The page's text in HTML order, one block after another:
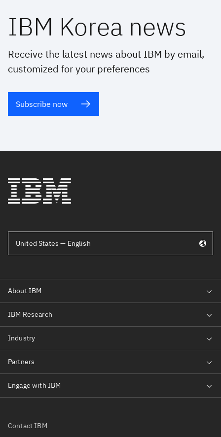
IBM Korea news
Receive the latest news about IBM by email,
customized for your preferences
Subscribe now
United States — English
Contact IBM